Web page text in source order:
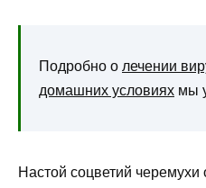
Подробно о лечении
домашних условиях мы
Настой соцветий